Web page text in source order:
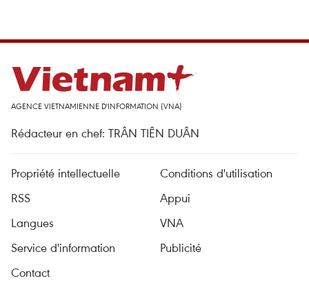
AGENCE VIETNAMIENNE D'INFORMATION (VNA)
Rédacteur en chef: TRÂN TIÊN DUÂN
Propriété intellectuelle
Conditions d'utilisation
RSS
Appui
Langues
VNA
Service d'information
Publicité
Contact